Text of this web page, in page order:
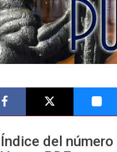
Índice del número